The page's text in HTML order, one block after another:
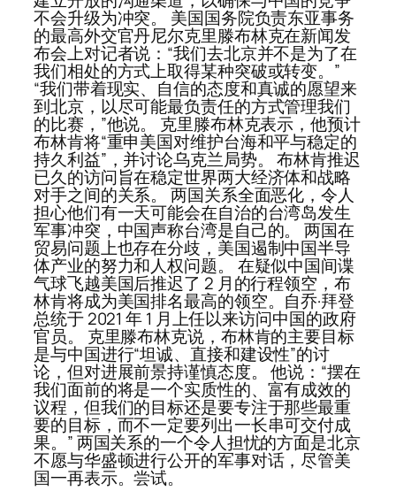
不会升级为冲突。 美国国务院负责东亚事务
的最高外交官丹尼尔克里滕布林克在新闻发
布会上对记者说：“我们去北京并不是为了在
我们相处的方式上取得某种突破或转变。”
“我们带着现实、自信的态度和真诚的愿望来
到北京，以尽可能最负责任的方式管理我们
的比赛，”他说。 克里滕布林克表示，他预计
布林肯将“重申美国对维护台海和平与稳定的
持久利益”，并讨论乌克兰局势。 布林肯推迟
已久的访问旨在稳定世界两大经济体和战略
对手之间的关系。 两国关系全面恶化，令人
担心他们有一天可能会在自治的台湾岛发生
军事冲突，中国声称台湾是自己的。 两国在
贸易问题上也存在分歧，美国遏制中国半导
体产业的努力和人权问题。 在疑似中国间谍
气球飞越美国后推迟了 2 月的行程领空，布
林肯将成为美国排名最高的领空。自乔·拜登
总统于 2021 年 1 月上任以来访问中国的政府
官员。 克里滕布林克说，布林肯的主要目标
是与中国进行“坦诚、直接和建设性”的讨
论，但对进展前景持谨慎态度。 他说：“摆在
我们面前的将是一个实质性的、富有成效的
议程，但我们的目标还是要专注于那些最重
要的目标，而不一定要列出一长串可交付成
果。” 两国关系的一个令人担忧的方面是北京
不愿与华盛顿进行公开的军事对话，尽管美
国一再表示。尝试。